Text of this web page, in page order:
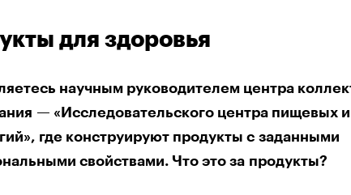
для здоровья
научным руководителем центра
— «Исследовательского центра пищевых
где конструируют продукты с заданными
свойствами. Что это за продукты?